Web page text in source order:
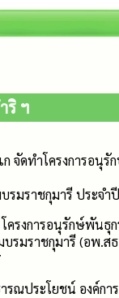
ริ ฯ
จัดทำโครงการอนุ
รมราชกุมารี ประจ
ครงการอนุรักษ์พันธุ
รมราชกุมารี (อพ.ส
ณประโยชน์ องค์กา